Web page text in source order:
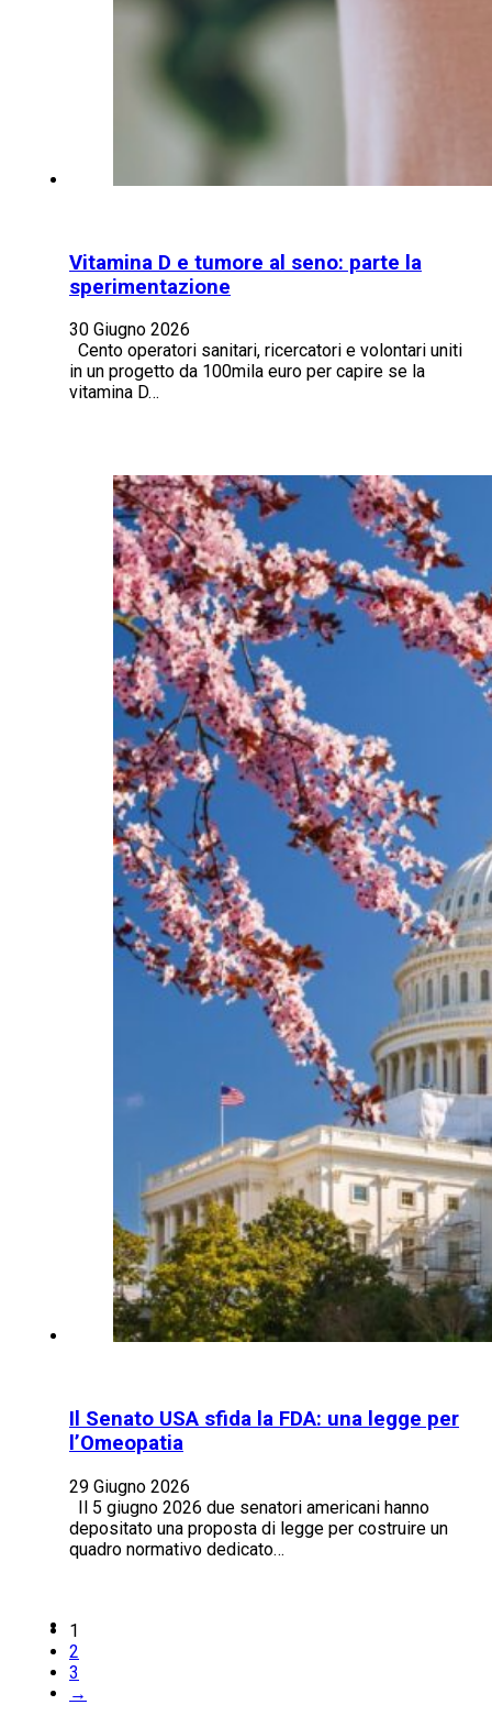
Vitamina D e tumore al seno: parte la
sperimentazione
30 Giugno 2026
Cento operatori sanitari, ricercatori e volontari uniti
in un progetto da 100mila euro per capire se la
vitamina D…
Il Senato USA sfida la FDA: una legge per
l’Omeopatia
29 Giugno 2026
Il 5 giugno 2026 due senatori americani hanno
depositato una proposta di legge per costruire un
quadro normativo dedicato…
1
2
3
→